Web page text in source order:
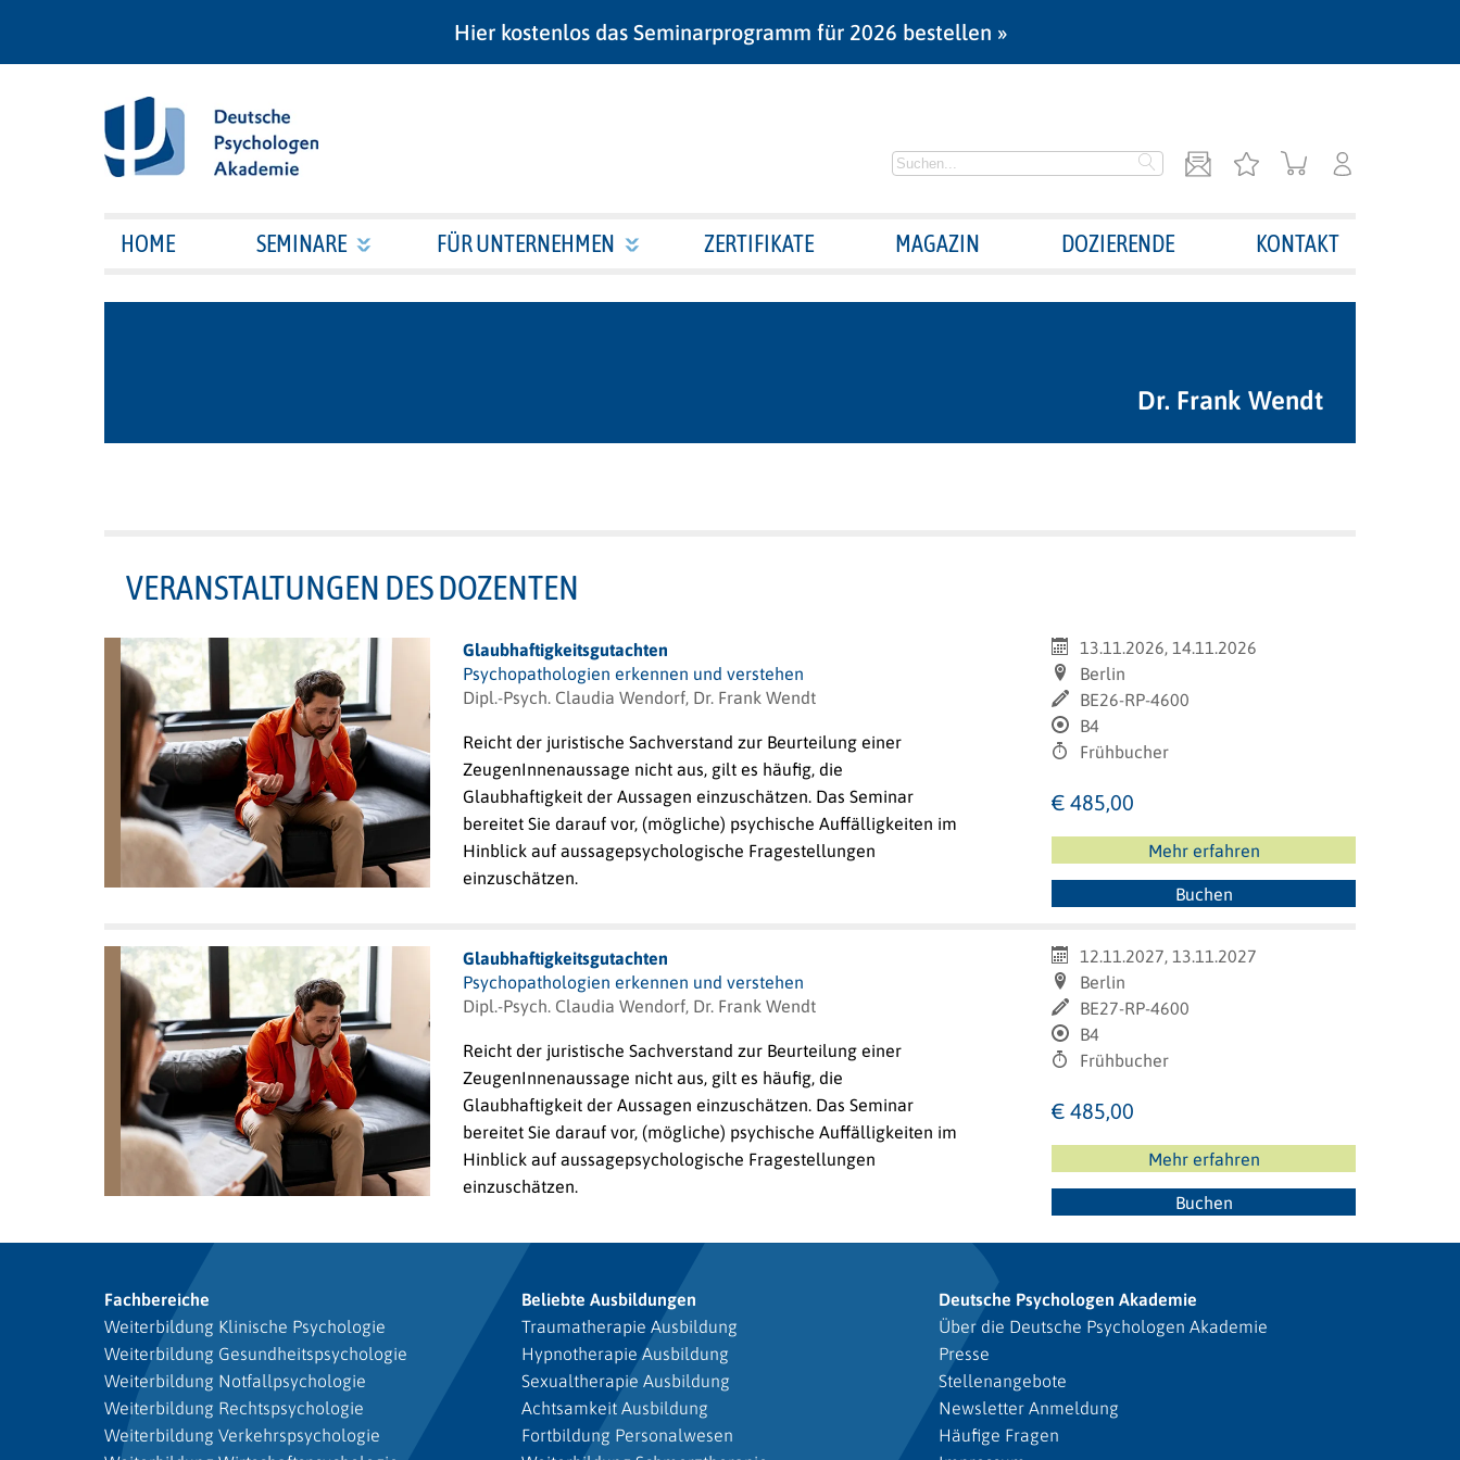
Hier kostenlos das Seminarprogramm für 2026 bestellen »
HOME SEMINARE FÜR UNTERNEHMEN ZERTIFIKATE MAGAZIN DOZIERENDE KONTAKT
Dr. Frank Wendt
VERANSTALTUNGEN DES DOZENTEN
Glaubhaftigkeitsgutachten
Psychopathologien erkennen und verstehen
Dipl.-Psych. Claudia Wendorf, Dr. Frank Wendt
Reicht der juristische Sachverstand zur Beurteilung einer
ZeugenInnenaussage nicht aus, gilt es häufig, die
Glaubhaftigkeit der Aussagen einzuschätzen. Das Seminar
bereitet Sie darauf vor, (mögliche) psychische Auffälligkeiten im
Hinblick auf aussagepsychologische Fragestellungen
einzuschätzen.
13.11.2026, 14.11.2026
Berlin
BE26-RP-4600
B4
Frühbucher
€ 485,00
Mehr erfahren
Buchen
Glaubhaftigkeitsgutachten
Psychopathologien erkennen und verstehen
Dipl.-Psych. Claudia Wendorf, Dr. Frank Wendt
Reicht der juristische Sachverstand zur Beurteilung einer
ZeugenInnenaussage nicht aus, gilt es häufig, die
Glaubhaftigkeit der Aussagen einzuschätzen. Das Seminar
bereitet Sie darauf vor, (mögliche) psychische Auffälligkeiten im
Hinblick auf aussagepsychologische Fragestellungen
einzuschätzen.
12.11.2027, 13.11.2027
Berlin
BE27-RP-4600
B4
Frühbucher
€ 485,00
Mehr erfahren
Buchen
Fachbereiche
Weiterbildung Klinische Psychologie
Weiterbildung Gesundheitspsychologie
Weiterbildung Notfallpsychologie
Weiterbildung Rechtspsychologie
Weiterbildung Verkehrspsychologie
Beliebte Ausbildungen
Traumatherapie Ausbildung
Hypnotherapie Ausbildung
Sexualtherapie Ausbildung
Achtsamkeit Ausbildung
Fortbildung Personalwesen
Deutsche Psychologen Akademie
Über die Deutsche Psychologen Akademie
Presse
Stellenangebote
Newsletter Anmeldung
Häufige Fragen